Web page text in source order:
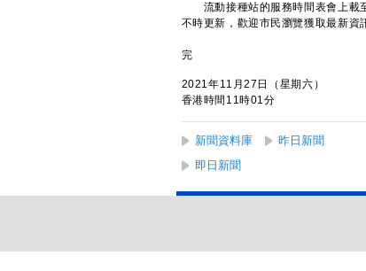
流動接種站的服務時間表會上載
不時更新，歡迎市民瀏覽獲取最新資
完
2021年11月27日（星期六）
香港時間11時01分
新聞資料庫 昨日新聞
即日新聞